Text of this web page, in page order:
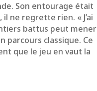
Son entourage était
ne regrette rien. « J’ai
battus peut mener
parcours classique. Ce
que le jeu en vaut la